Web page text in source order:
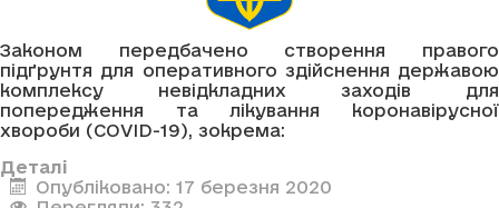
Законом передбачено створення правого
підґрунтя для оперативного здійснення державою
комплексу невідкладних заходів для
попередження та лікування коронавірусної
хвороби (COVID-19), зокрема:
Деталі
Опубліковано: 17 березня 2020